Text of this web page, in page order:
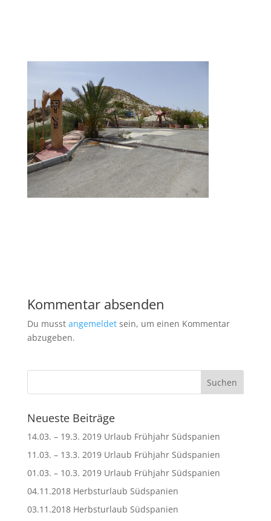
Kommentar absenden
Du musst angemeldetsein, um einen Kommentar
abzugeben.
Neueste Beiträge
14.03. – 19.3. 2019 Urlaub Frühjahr Südspanien
11.03. – 13.3. 2019 Urlaub Frühjahr Südspanien
01.03. – 10.3. 2019 Urlaub Frühjahr Südspanien
04.11.2018 Herbsturlaub Südspanien
03.11.2018 Herbsturlaub Südspanien